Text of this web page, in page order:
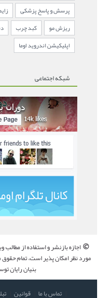
پرسش و پاسخ پزشکی
ریزش مو
کبد چرب
اپلیکیشن اندروید اوما
شبکه اجتماعی
©اجازه بازنشر و استفاده از
مورد نظر امکان پذیر است، تمام
بنیان رایان
قوانین تماس با ما